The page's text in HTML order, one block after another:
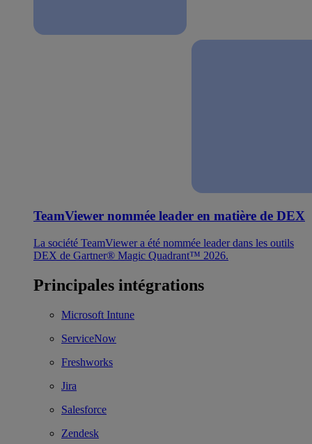
TeamViewer nommée leader en matière de DEX
La société TeamViewer a été nommée leader dans les outils
DEX de Gartner® Magic Quadrant™ 2026.
Principales intégrations
Microsoft Intune
ServiceNow
Freshworks
Jira
Salesforce
Zendesk